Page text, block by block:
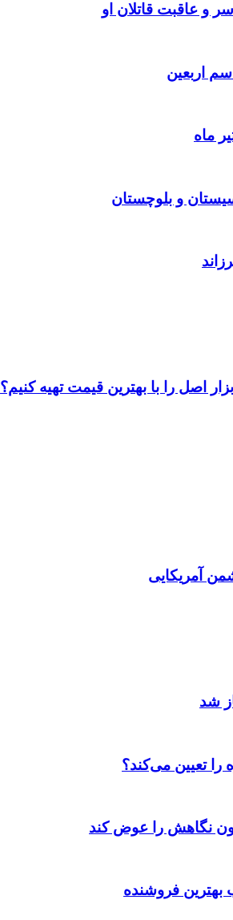
و عاقبت قاتلان او
ماه
اصل را با بهترین قیمت تهیه کنیم؟
آمریکایی
شد
را تعیین می‌کند؟
نگاهش را عوض کند
بهترین فروشنده